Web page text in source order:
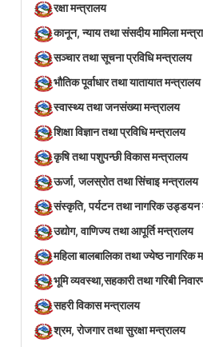
रक्षा मन्त्रालय
कानून, न्याय तथा संसदीय मामिला
सञ्‍चार तथा सूचना प्रविधि मन्त्रालय
भौतिक पूर्वाधार तथा यातायात मन्त्रालय
स्वास्थ्य तथा जनसंख्या मन्त्रालय
शिक्षा विज्ञान तथा प्रविधि मन्त्रालय
कृषि तथा पशुपन्छी विकास मन्त्रालय
ऊर्जा, जलस्रोत तथा सिंचाइ मन्त्रालय
संस्कृति, पर्यटन तथा नागरिक उड्डयन
उद्योग, वाणिज्य तथा आपूर्ति मन्त्रालय
महिला बालबालिका तथा ज्येष्ठ नागरिक
भूमि व्यवस्था,सहकारी तथा गरिबी
सहरी विकास मन्त्रालय
श्रम, रोजगार तथा सुरक्षा मन्त्रालय